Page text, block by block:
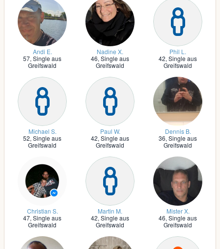
Andi E.
57, Single aus
Greifswald
Nadine X.
46, Single aus
Greifswald
Phil L.
42, Single aus
Greifswald
Michael S.
52, Single aus
Greifswald
Paul W.
42, Single aus
Greifswald
Dennis B.
36, Single aus
Greifswald
Christian S.
47, Single aus
Greifswald
Martin M.
42, Single aus
Greifswald
Mister X.
46, Single aus
Greifswald